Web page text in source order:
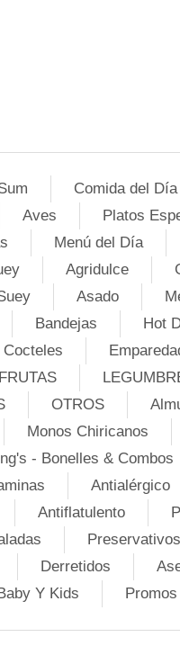
Comida del Día
Aves Platos
Menú del Día
Agridulce
Asado
Bandejas Hot
Cocteles
FRUTAS
OTROS
Monos Chiricanos
- Bonelles & Combos
Antialérgico
Antiflatulento
Preservativos
Derretidos
Y Kids
Promos